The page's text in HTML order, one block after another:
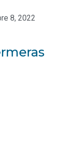
8, 2022